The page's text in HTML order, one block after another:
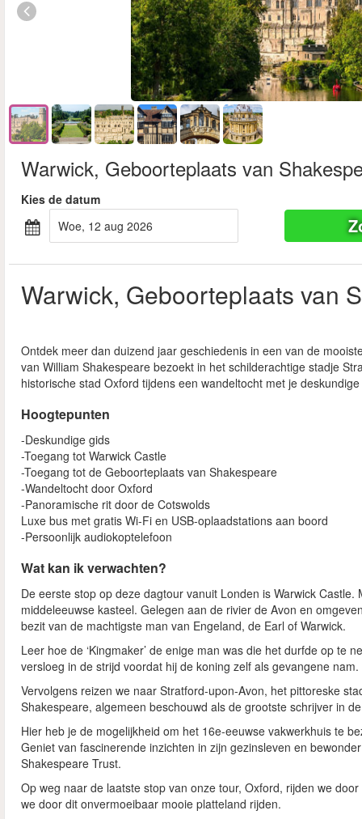
Warwick, Geboorteplaats van
Kies de datum
woe, 12 aug 2026
Warwick, Geboorteplaats van
Ontdek meer dan duizend jaar geschiedenis in een van de
van William Shakespeare bezoekt in het schilderachtige stadje
historische stad Oxford tijdens een wandeltocht met je
Hoogtepunten
-Deskundige gids
-Toegang tot Warwick Castle
-Toegang tot de Geboorteplaats van Shakespeare
-Wandeltocht door Oxford
-Panoramische rit door de Cotswolds
Luxe bus met gratis Wi-Fi en USB-oplaadstations aan boord
-Persoonlijk audiokoptelefoon
Wat kan ik verwachten?
De eerste stop op deze dagtour vanuit Londen is Warwick
middeleeuwse kasteel. Gelegen aan de rivier de Avon en
bezit van de machtigste man van Engeland, de Earl of Warwick.
Leer hoe de ‘Kingmaker’ de enige man was die het durfde op te
versloeg in de strijd voordat hij de koning zelf als gevangene nam.
Vervolgens reizen we naar Stratford-upon-Avon, het pittoreske
Shakespeare, algemeen beschouwd als de grootste schrijver in
Hier heb je de mogelijkheid om het 16e-eeuwse vakwerkhuis te
Geniet van fascinerende inzichten in zijn gezinsleven en
Shakespeare Trust.
Op weg naar de laatste stop van onze tour, Oxford, rijden we
we door dit onvermoeibaar mooie platteland rijden.